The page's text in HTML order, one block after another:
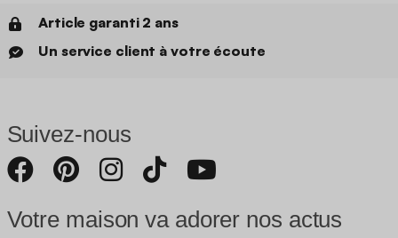
Article garanti 2 ans
Un service client à votre écoute
Suivez-nous
Votre maison va adorer nos actus